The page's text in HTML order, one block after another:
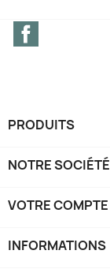
PRODUITS
NOTRE SOCIÉTÉ
VOTRE COMPTE
INFORMATIONS